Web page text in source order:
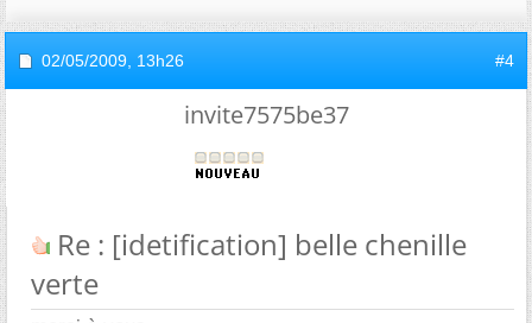
02/05/2009, 13h26 #4
invite7575be37
Re : [idetification] belle chenille
verte